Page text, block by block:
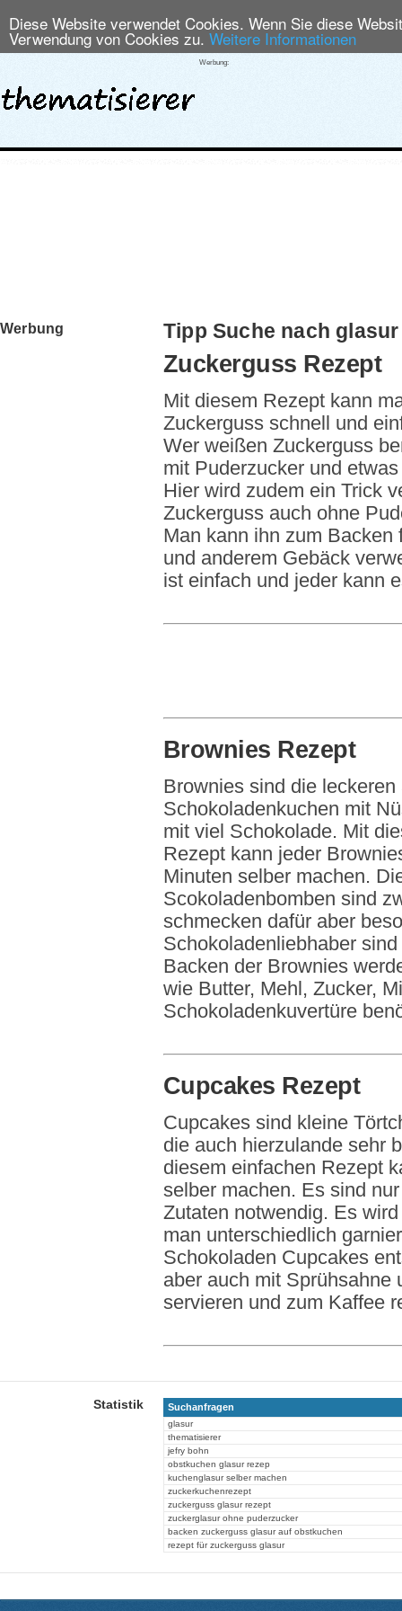
Diese Website verwendet Cookies. Wenn Sie diese
Verwendung von Cookies zu. Weitere Informationen
Werbung:
Tipp Suche nach glasur
Zuckerguss Rezept
Mit diesem Rezept kann
Zuckerguss schnell und
Wer weißen Zuckerguss
mit Puderzucker und
Hier wird zudem ein Trick
Zuckerguss auch ohne
Man kann ihn zum
und anderem Gebäck
ist einfach und jeder kann
Brownies Rezept
Brownies sind die
Schokoladenkuchen mit
mit viel Schokolade. Mit
Rezept kann jeder
Minuten selber machen.
Scokoladenbomben sind
schmecken dafür aber
Schokoladenliebhaber
Backen der Brownies
wie Butter, Mehl, Zucker,
Schokoladenkuvertüre
Cupcakes Rezept
Cupcakes sind kleine
die auch hierzulande sehr
diesem einfachen Rezept
selber machen. Es sind
Zutaten notwendig. Es
man unterschiedlich
Schokoladen Cupcakes
aber auch mit Sprühsahne
servieren und zum Kaffee
Werbung
Statistik Suchanfragen
glasur
thematisierer
jefry bohn
obstkuchen glasur rezep
kuchenglasur selber machen
zuckerkuchenrezept
zuckerguss glasur rezept
zuckerglasur ohne puderzucker
backen zuckerguss glasur auf obstkuchen
rezept für zuckerguss glasur